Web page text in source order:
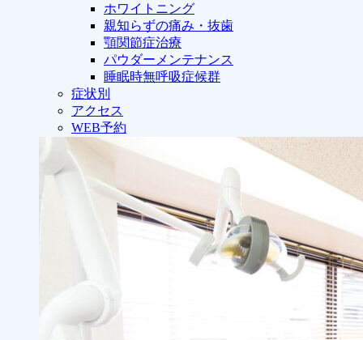
ホワイトニング
親知らずの痛み・抜歯
顎関節症治療
パウダーメンテナンス
睡眠時無呼吸症候群
症状別
アクセス
WEB予約